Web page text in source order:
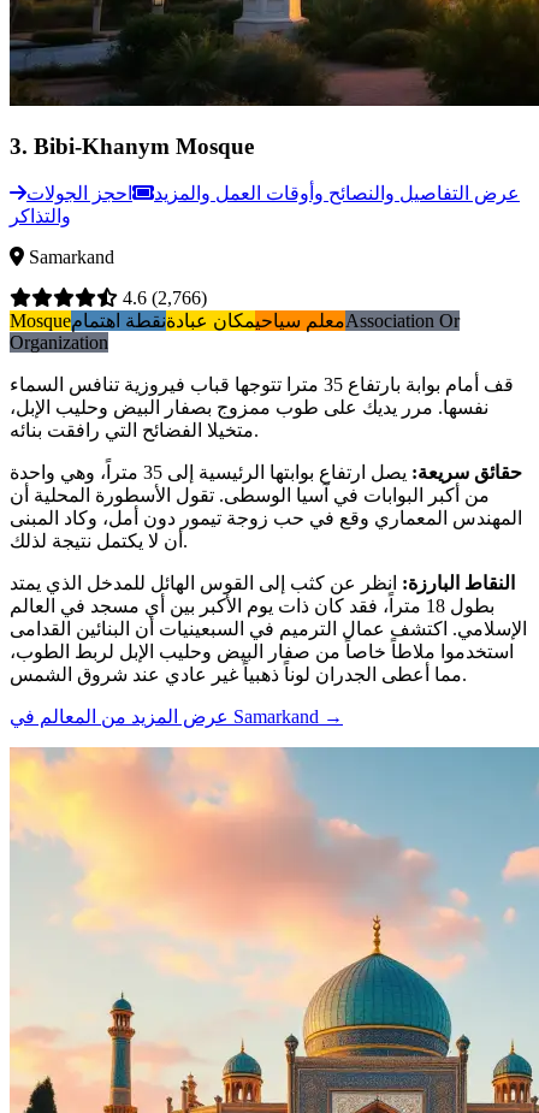
3. Bibi-Khanym Mosque
عرض التفاصيل والنصائح وأوقات العمل والمزيد
احجز الجولات
والتذاكر
Samarkand
4.6 (2,766)
Mosque
معلم سياحيمكان عبادةنقطة اهتمام
Association Or
Organization
قف أمام بوابة بارتفاع 35 مترا تتوجها قباب فيروزية تنافس السماء
نفسها. مرر يديك على طوب ممزوج بصفار البيض وحليب الإبل،
متخيلا الفضائح التي رافقت بنائه.
حقائق سريعة:
يصل ارتفاع بوابتها الرئيسية إلى 35 متراً، وهي واحدة
من أكبر البوابات في آسيا الوسطى. تقول الأسطورة المحلية أن
المهندس المعماري وقع في حب زوجة تيمور دون أمل، وكاد المبنى
أن لا يكتمل نتيجة لذلك.
النقاط البارزة: انظر عن كثب إلى القوس الهائل للمدخل الذي يمتد
بطول 18 متراً، فقد كان ذات يوم الأكبر بين أي مسجد في العالم
الإسلامي. اكتشف عمال الترميم في السبعينيات أن البنائين القدامى
استخدموا ملاطاً خاصاً من صفار البيض وحليب الإبل لربط الطوب،
مما أعطى الجدران لوناً ذهبياً غير عادي عند شروق الشمس.
عرض المزيد من المعالم في Samarkand →